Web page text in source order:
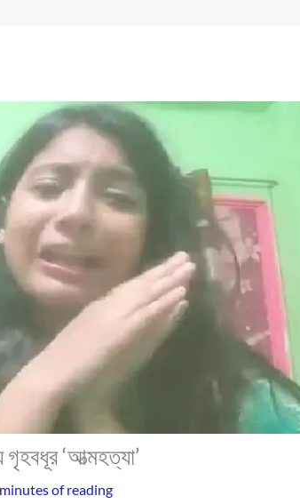
‘আত্মহত্যা’
of reading